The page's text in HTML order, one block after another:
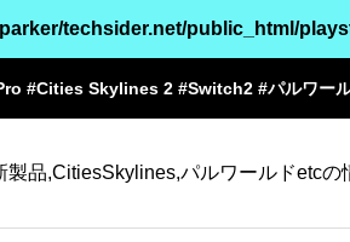
techsider.net/public_html/
#Cities Skylines 2 #Switch2 #パルワー
製品,CitiesSkylines,パルワールドetcの